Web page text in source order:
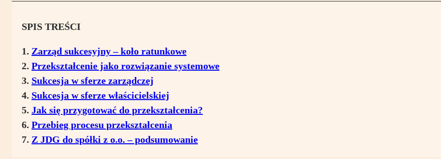
SPIS TREŚCI
Zarząd sukcesyjny – koło ratunkowe
Przekształcenie jako rozwiązanie systemowe
Sukcesja w sferze zarządczej
Sukcesja w sferze właścicielskiej
Jak się przygotować do przekształcenia?
Przebieg procesu przekształcenia
Z JDG do spółki z o.o. – podsumowanie